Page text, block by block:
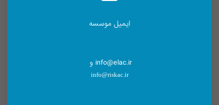
ایمیل موسسه
info@elac.ir و
info@riskac.ir